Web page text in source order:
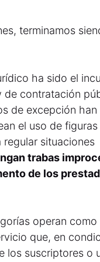
terminamos
ha sido el
de contratación
de excepción
el uso de
situaciones
trabas
de los
operan como
que, en
los suscriptores o